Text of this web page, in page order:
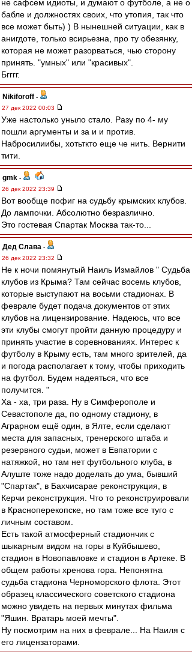
не сафсем идиоты, и думают о футболе, а не о
бабле и должностях своих, что утопия, так что
все может быть) ) В нынешней ситуации, как в
анигдоте, только всирьезна, про ту обезянку,
которая не может разорваться, чью сторону
принять. "умных" или "красивых".
Бгггг.
Nikiforoff -
27 дек 2022 00:03
Уже настолько уныло стало. Разу по 4- му
пошли аргументы и за и и против.
Набросилиибы, хотьткто еще че нить. Вернити
тити.
gmk -
26 дек 2022 23:39
Вот вообще пофиг на судьбу крымских клубов.
До лампочки. Абсолютно безразлично.
Это гостевая Спартак Москва так-то...
Дед Слава -
26 дек 2022 23:32
Не к ночи помянутый Наиль Измайлов " Судьба
клубов из Крыма? Там сейчас восемь клубов,
которые выступают на восьми стадионах. В
феврале будет подача документов от этих
клубов на лицензирование. Надеюсь, что все
эти клубы смогут пройти данную процедуру и
принять участие в соревнованиях. Интерес к
футболу в Крыму есть, там много зрителей, да
и погода располагает к тому, чтобы приходить
на футбол. Будем надеяться, что все
получится. "
Ха - ха, три раза. Ну в Симферополе и
Севастополе да, по одному стадиону, в
Аграрном ещё один, в Ялте, если сделают
места для запасных, тренерского штаба и
резервного судьи, может в Евпатории с
натяжкой, но там нет футбольного клуба, в
Алуште тоже надо доделать до ума, бывший
"Спартак", в Бахчисарае реконструкция, в
Керчи реконструкция. Что то реконструировали
в Красноперекопске, но там тоже все туго с
личным составом.
Есть такой атмосферный стадиончик с
шыкарным видом на горы в Куйбышево,
стадион в Новопавловке и стадион в Артеке. В
общем работы хренова гора. Непонятна
судьба стадиона Черноморского флота. Этот
образец классического советского стадиона
можно увидеть на первых минутах фильма
"Яшин. Вратарь моей мечты".
Ну посмотрим на них в феврале... На Наиля с
его лицензаторами.